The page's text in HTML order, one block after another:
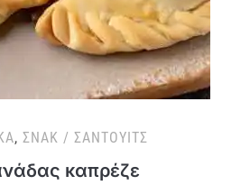
, ΣΝΑΚ / ΣΆΝΤΟΥΙΤΣ
καπρέζε